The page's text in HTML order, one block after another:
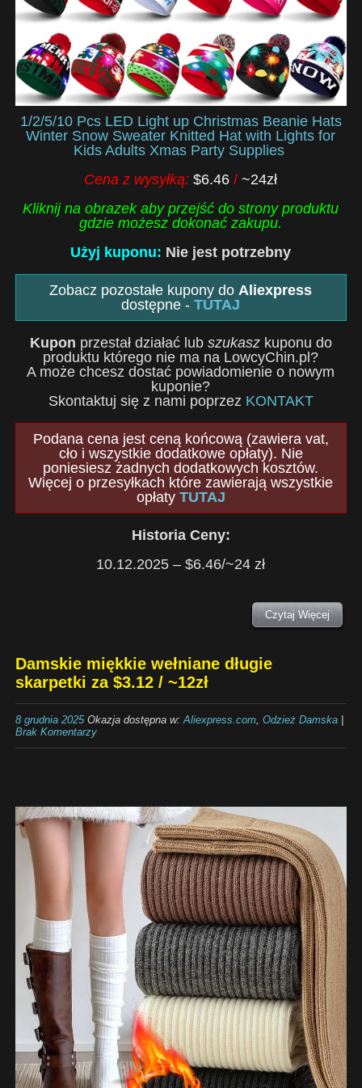
1/2/5/10 Pcs LED Light up Christmas Beanie Hats
Winter Snow Sweater Knitted Hat with Lights for
Kids Adults Xmas Party Supplies
Cena z wysyłką:$6.46/~24zł
Kliknij na obrazek aby przejść do strony produktu
gdzie możesz dokonać zakupu.
Użyj kuponu: Nie jest potrzebny
Zobacz pozostałe kupony doAliexpress
dostępne -TUTAJ
Kupon przestał działać lub szukaszkuponu do
produktu którego nie ma na LowcyChin.pl?
A może chcesz dostać powiadomienie o nowym
kuponie?
Skontaktuj się z nami poprzez KONTAKT
Podana cena jest ceną końcową (zawiera vat,
cło i wszystkie dodatkowe opłaty). Nie
poniesiesz żadnych dodatkowych kosztów.
Więcej o przesyłkach które zawierają wszystkie
opłaty TUTAJ
Historia Ceny:
10.12.2025 – $6.46/~24 zł
Czytaj Więcej
Damskie miękkie wełniane długie
skarpetki za $3.12 / ~12zł
8 grudnia 2025Okazja dostępna w:Aliexpress.com, Odzież Damska|
Brak Komentarzy